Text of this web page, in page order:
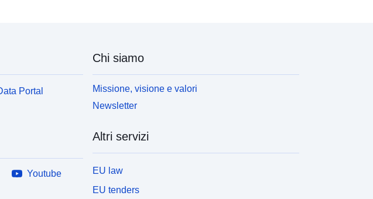
Portal
Youtube
Chi siamo
Missione, visione e valori
Newsletter
Altri servizi
EU law
EU tenders